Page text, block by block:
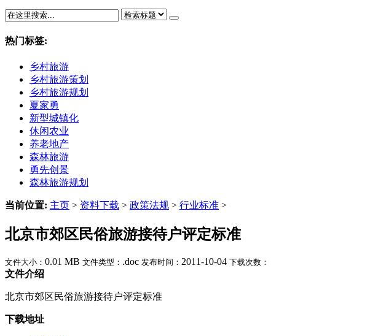
热门标签:
乡村旅游
乡村旅游策划
乡村旅游规划
夏家勇
新型城镇化
休闲农业
养老地产
森林旅游
勇先创景
森林旅游规划
当前位置: 主页 > 资料下载 > 政策法规 > 行业标准 >
北京市郊区民俗旅游接待户评定标准
文件大小： 0.01 MB 文件类型： .doc 发布时间： 2011-10-04 下载次数：
文件介绍
北京市郊区民俗旅游接待户评定标准
下载地址